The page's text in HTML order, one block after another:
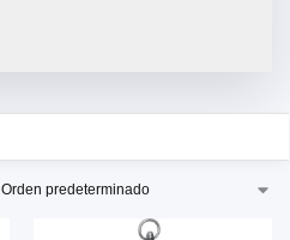
elige el brasero que mejor